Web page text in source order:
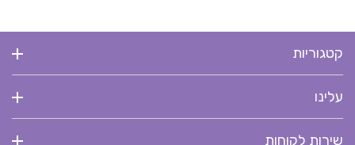
קטגוריות
עלינו
שירות לקוחות